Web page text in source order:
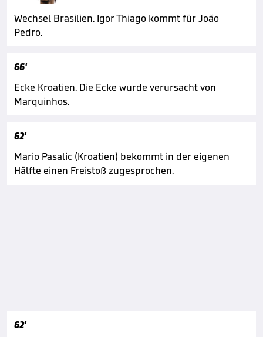
Wechsel Brasilien. Igor Thiago kommt für João
Pedro.
66'
Ecke Kroatien. Die Ecke wurde verursacht von
Marquinhos.
62'
Mario Pasalic (Kroatien) bekommt in der eigenen
Hälfte einen Freistoß zugesprochen.
62'